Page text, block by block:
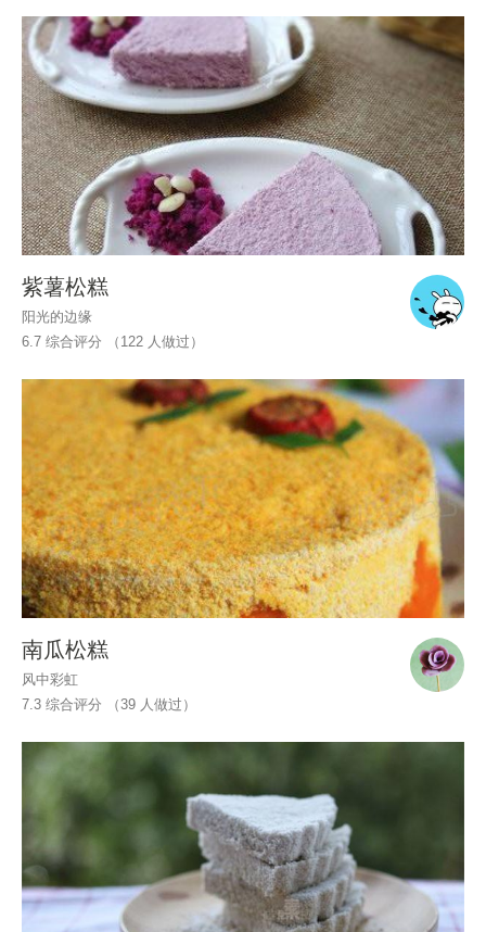
紫薯松糕
阳光的边缘
6.7 综合评分 （ 122 人做过）
南瓜松糕
风中彩虹
7.3 综合评分 （39 人做过）